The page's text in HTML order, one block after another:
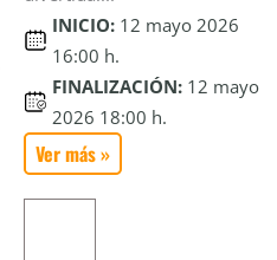
INICIO: 12 mayo 2026
16:00 h.
FINALIZACIÓN: 12 mayo
2026 18:00 h.
Ver más »